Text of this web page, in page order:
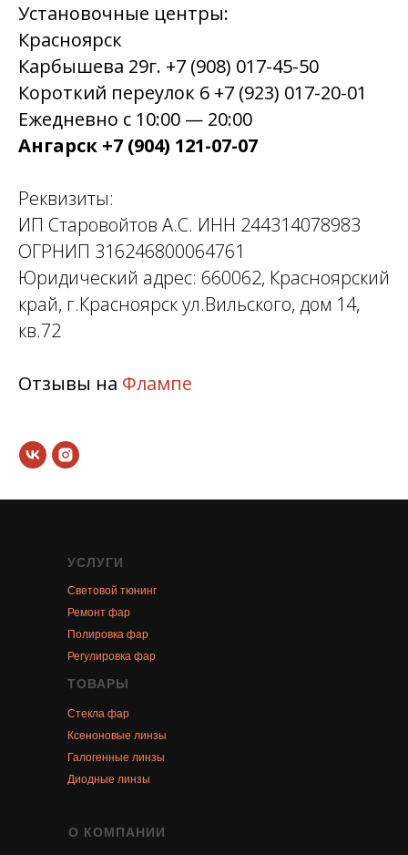
Установочные центры:
Красноярск
Карбышева 29г. +7 (908) 017-45-50
Короткий переулок 6 +7 (923) 017-20-01
Ежедневно с 10:00 — 20:00
Ангарск +7 (904) 121-07-07
Реквизиты:
ИП Старовойтов А.С. ИНН 244314078983
ОГРНИП 316246800064761
Юридический адрес: 660062, Красноярский
край, г.Красноярск ул.Вильского, дом 14,
кв.72
Отзывы на Флампе
УСЛУГИ
Световой тюнинг
Ремонт фар
Полировка фар
Регулировка фар
ТОВАРЫ
Стекла фар
Ксеноновые линзы
Галогенные линзы
Диодные линзы
О КОМПАНИИ